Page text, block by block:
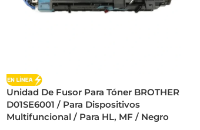
Unidad De Fusor Para Tóner BROTHER
D01SE6001 / Para Dispositivos
Multifuncional / Para HL, MF / Negro